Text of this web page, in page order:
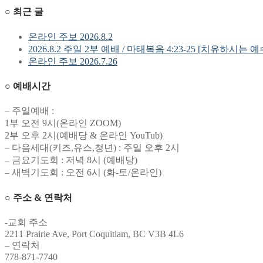
색
○ 최근 글
온라인 주보 2026.8.2
2026.8.2 주일 2부 예배 / 마태복음 4:23-25 [치유하시는 예
온라인 주보 2026.7.26
○ 예배시간
– 주일예배 :
1부 오전 9시(온라인 ZOOM)
2부 오후 2시(예배당 & 온라인 YouTub)
– 다음세대(키즈,유스,청년) : 주일 오후 2시
– 금요기도회 : 저녁 8시 (예배당)
– 새벽기도회 : 오전 6시 (화-토/온라인)
○ 주소 & 연락처
-교회 주소
2211 Prairie Ave, Port Coquitlam, BC V3B 4L6
– 연락처
778-871-7740